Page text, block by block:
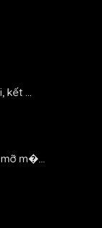
kết ...
m�...